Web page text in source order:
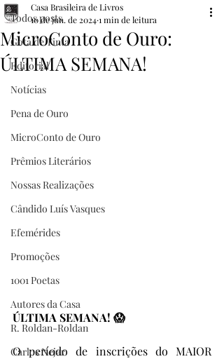
Todos posts
Gota de Tinta
Editorial
Notícias
Pena de Ouro
MicroConto de Ouro
Prêmios Literários
Nossas Realizações
Cândido Luís Vasques
Efemérides
Promoções
1001 Poetas
Autores da Casa
R. Roldan-Roldan
Carlos Nejar
MicroConto de Ouro:
ÚLTIMA SEMANA!
Casa Brasileira de Livros
10 de jun. de 20241 min de leitura
ÚLTIMA SEMANA! 😱
O período de inscrições do MAIOR